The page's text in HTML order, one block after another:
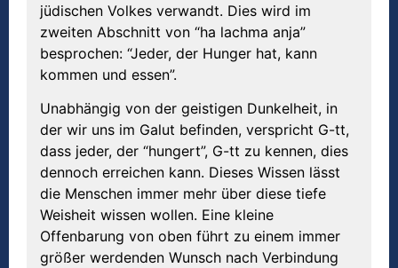
jüdischen Volkes verwandt. Dies wird im
zweiten Abschnitt von “ha lachma anja”
besprochen: “Jeder, der Hunger hat, kann
kommen und essen”.
Unabhängig von der geistigen Dunkelheit, in
der wir uns im Galut befinden, verspricht G-tt,
dass jeder, der “hungert”, G-tt zu kennen, dies
dennoch erreichen kann. Dieses Wissen lässt
die Menschen immer mehr über diese tiefe
Weisheit wissen wollen. Eine kleine
Offenbarung von oben führt zu einem immer
größer werdenden Wunsch nach Verbindung